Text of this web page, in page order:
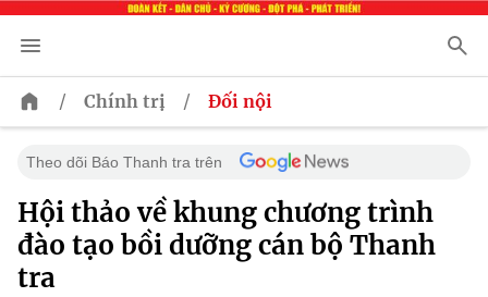
/ Chính trị / Đối nội
Theo dõi Báo Thanh tra trên
Hội thảo về khung chương trình
đào tạo bồi dưỡng cán bộ Thanh
tra